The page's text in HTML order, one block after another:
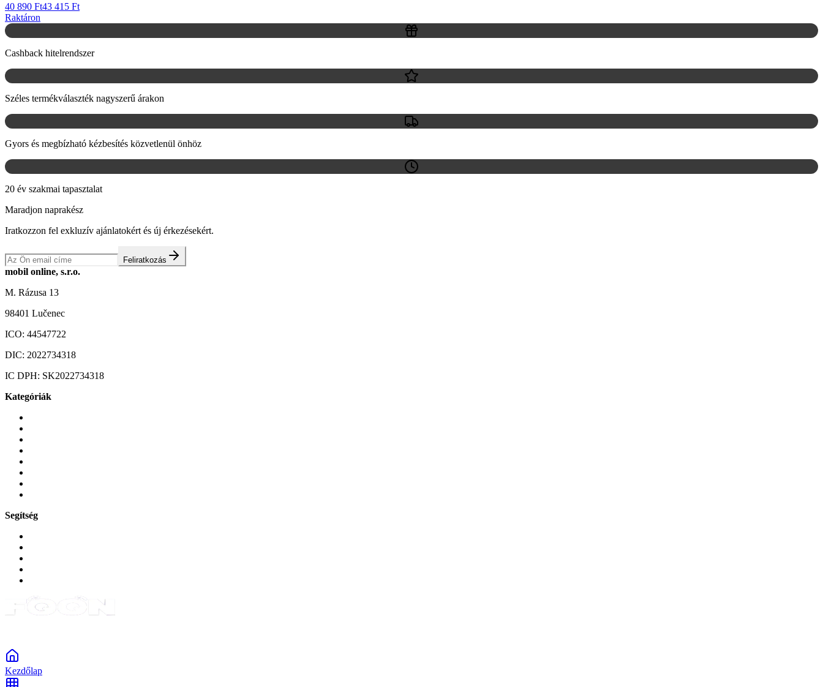
40 890 Ft43 415 Ft
Raktáron
Cashback hitelrendszer
Széles termékválaszték nagyszerű árakon
Gyors és megbízható kézbesítés közvetlenül önhöz
20 év szakmai tapasztalat
Maradjon naprakész
Iratkozzon fel exkluzív ajánlatokért és új érkezésekért.
Feliratkozás
mobil online, s.r.o.
M. Rázusa 13
98401 Lučenec
ICO: 44547722
DIC: 2022734318
IC DPH: SK2022734318
Kategóriák
Segítség
Kezdőlap